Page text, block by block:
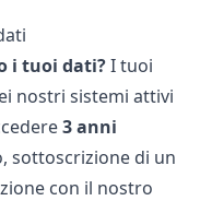
i tuoi dati?I tuoi
nostri sistemi attivi
3 anni
sottoscrizione di un
con il nostro